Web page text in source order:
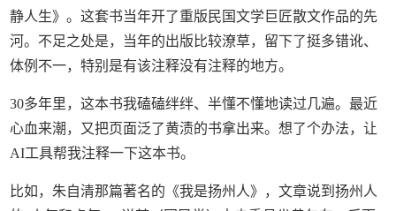
静人生》。这套书当年开了重版民国文学巨匠散文作品的先
河。不足之处是，当年的出版比较潦草，留下了挺多错讹、
体例不一，特别是有该注释没有注释的地方。
30多年里，这本书我磕磕绊绊、半懂不懂地读过几遍。最近
心血来潮，又把页面泛了黄渍的书拿出来。想了个办法，让
AI工具帮我注释一下这本书。
比如，朱自清那篇著名的《我是扬州人》，文章说到扬州人